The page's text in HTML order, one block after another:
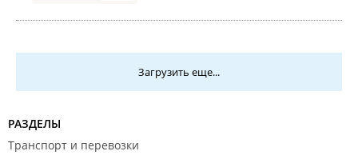
Загрузить еще...
РАЗДЕЛЫ
Транспорт и перевозки